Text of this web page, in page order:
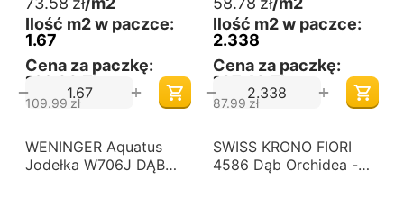
Ilość m2 w paczce:
1.67
Cena za paczkę:
122,88 Zł
109.99zł
+
−
Ilość m2 w paczce:
2.338
Cena za paczkę:
137,43 Zł
87.99zł
+
−
Darmowa dostawa
od 60 m2
WENINGER Aquatus
Jodełka W706J DĄB
-33%
Darmowa dostawa
od 60 m2
SWISS KRONO FIORI
4586 Dąb Orchidea -